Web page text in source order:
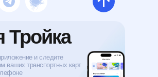
Тройка
и следите
ваших транспортных карт